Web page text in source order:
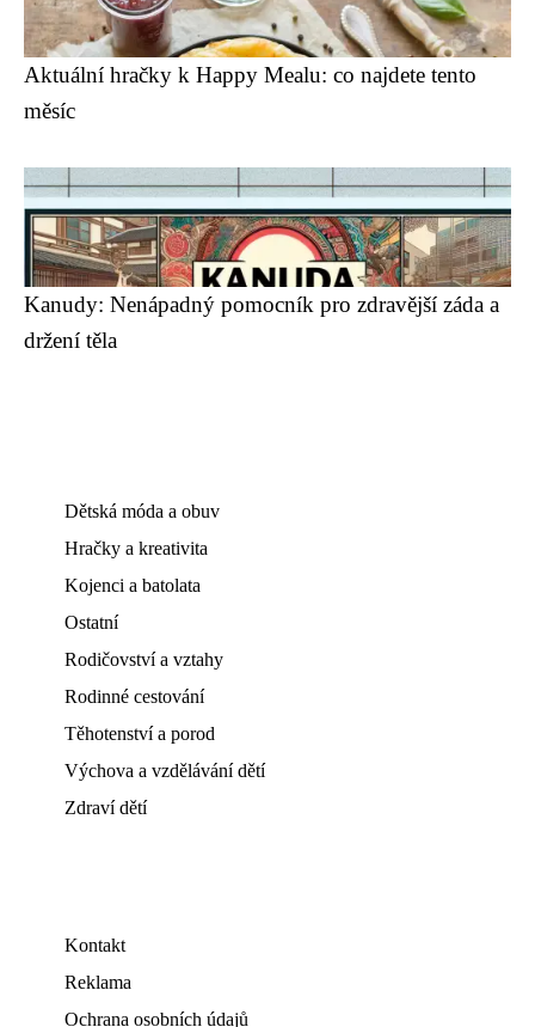
Aktuální hračky k Happy Mealu: co najdete tento
měsíc
Kanudy: Nenápadný pomocník pro zdravější záda a
držení těla
Dětská móda a obuv
Hračky a kreativita
Kojenci a batolata
Ostatní
Rodičovství a vztahy
Rodinné cestování
Těhotenství a porod
Výchova a vzdělávání dětí
Zdraví dětí
Kontakt
Reklama
Ochrana osobních údajů